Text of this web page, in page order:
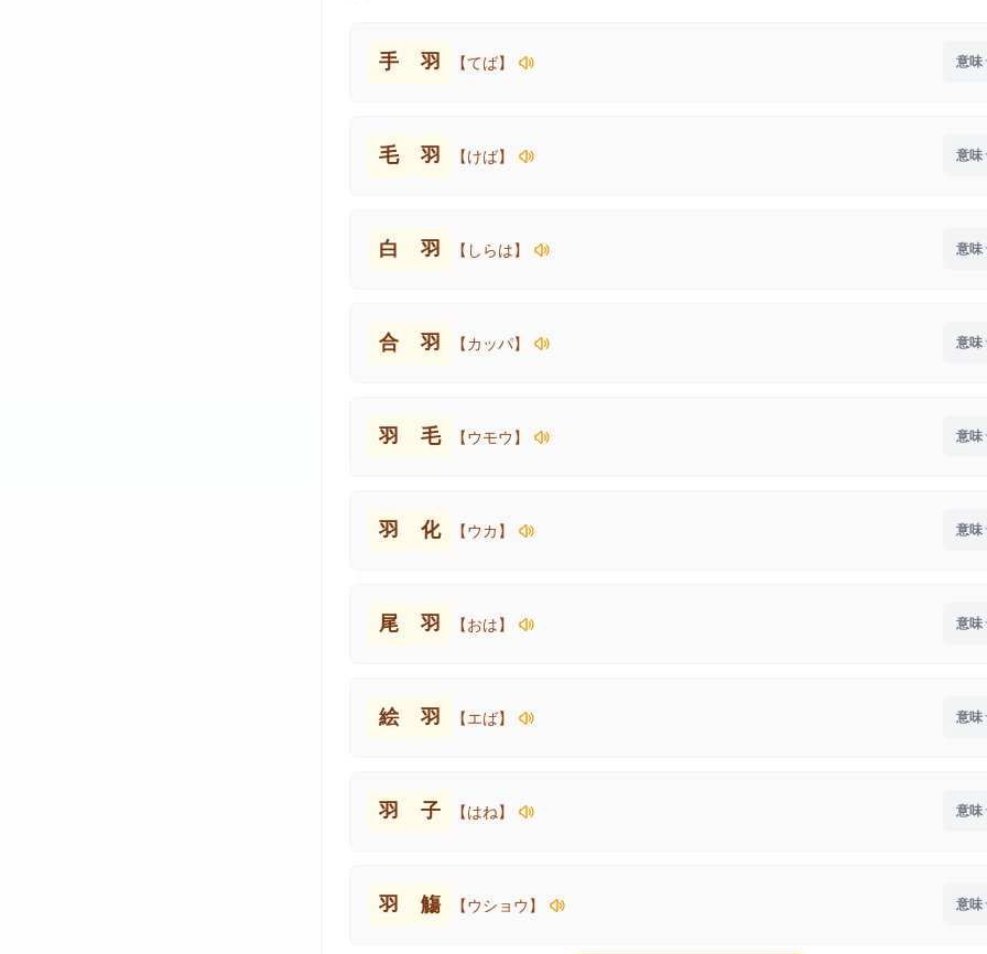
手 羽 【てば】
毛 羽 【けば】
白 羽 【しらは】
合 羽 【カッパ】
羽 毛 【ウモウ】
羽 化 【ウカ】
尾 羽 【おは】
絵 羽 【エば】
羽 子 【はね】
羽 觴 【ウショウ】